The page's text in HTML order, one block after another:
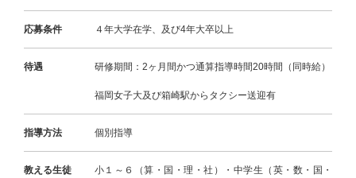
応募条件 ４年大学在学、及び4年大卒以上
待遇 研修期間：2ヶ月間かつ通算指導時間20時間（同時給）
福岡女子大及び箱崎駅からタクシー送迎有
指導方法 個別指導
教える生徒
小１～６（算・国・理・社）・中学生（英・数・国・